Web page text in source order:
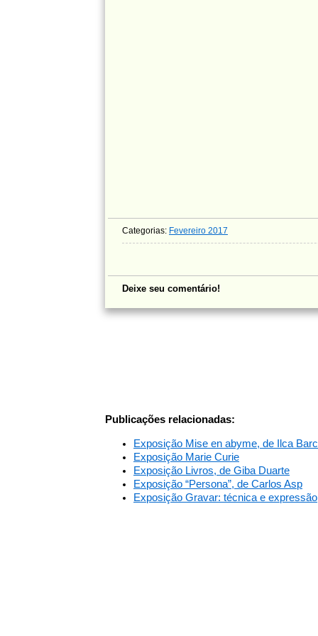
Categorias: Fevereiro 2017
Deixe seu comentário!
Publicações relacionadas:
Exposição Mise en abyme, de Ilca
Exposição Marie Curie
Exposição Livros, de Giba Duarte
Exposição “Persona”, de Carlos Asp
Exposição Gravar: técnica e expressão